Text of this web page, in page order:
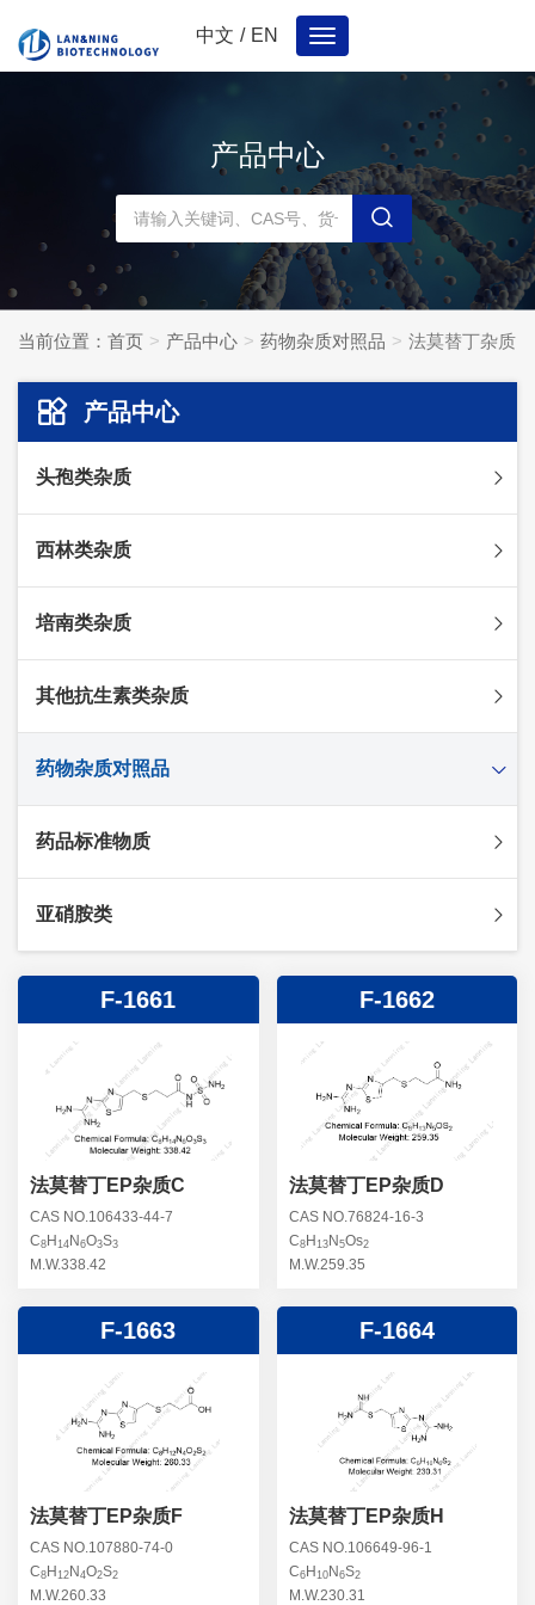
中文 / EN
Toggle
navigation
产品中心
当前位置： 首页 产品中心 药物杂质对照品 法莫替丁杂质
产品中心
头孢类杂质
头孢唑林杂质
头孢他啶杂质
头孢米诺杂质
头孢吡肟杂质
头孢地嗪钠杂质
头孢噻肟杂质
头孢曲松钠杂质
头孢他美酯杂质
青霉素杂质
头孢羟氨苄杂质
头孢西丁杂质
头孢卡品酯杂质
头孢唑肟杂质
西林类杂质
苯唑西林杂质
替卡西林杂质
阿洛西林杂质
美洛西林杂质
培南类杂质
多立培南杂质
厄他培南杂质
多尼培南杂质
其他抗生素类杂质
利福平杂质
苄丝肼杂质
克拉霉素杂质
螺旋霉素杂质
克拉维酸钾杂质
卡络磺钠杂质
替加环素杂质
土霉素杂质
林可霉素杂质
药物杂质对照品
杂质对照品
药品标准物质
亚硝胺类
F-1661
法莫替丁EP杂质C
CAS NO.106433-44-7
C8 H 14 N 6O3S3
M.W.338.42
F-1662
法莫替丁EP杂质D
CAS NO.76824-16-3
C8H 13N 5Os2
M.W.259.35
F-1663
法莫替丁EP杂质F
CAS NO.107880-74-0
C8 H 12 N 4O2S2
M.W.260.33
F-1664
法莫替丁EP杂质H
CAS NO.106649-96-1
C6H 10N 6S2
M.W.230.31